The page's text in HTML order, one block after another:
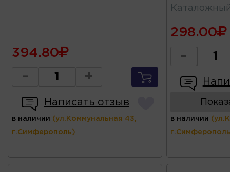
394.80
- +
Написать отзыв
в наличии (ул.Коммунальная 43,
г.Симферополь)
298.00
-
в наличии